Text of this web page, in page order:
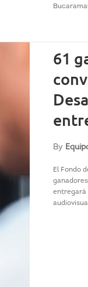
61
By
El Fondo
entregará